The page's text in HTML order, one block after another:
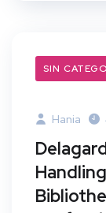
SIN
Hania